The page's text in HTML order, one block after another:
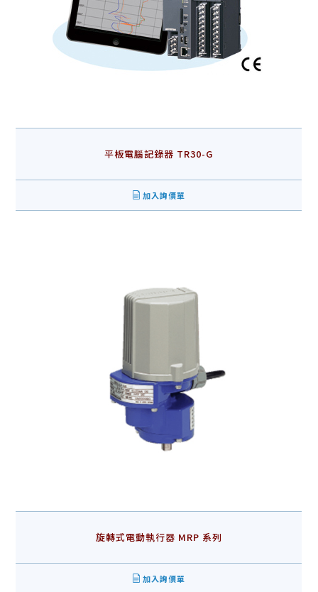
平板電腦記錄器 TR30-G
加入詢價單
旋轉式電動執行器 MRP 系列
加入詢價單